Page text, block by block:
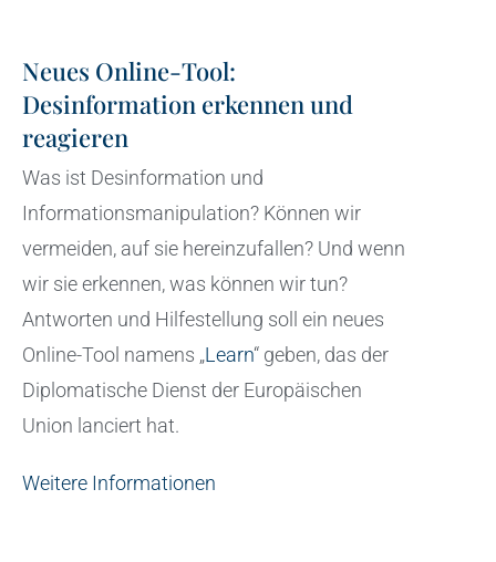
Neues Online-Tool:
Desinformation erkennen und
reagieren
Was ist Desinformation und
Informationsmanipulation? Können wir
vermeiden, auf sie hereinzufallen? Und wenn
wir sie erkennen, was können wir tun?
Antworten und Hilfestellung soll ein neues
Online-Tool namens „Learn“ geben, das der
Diplomatische Dienst der Europäischen
Union lanciert hat.
Weitere Informationen